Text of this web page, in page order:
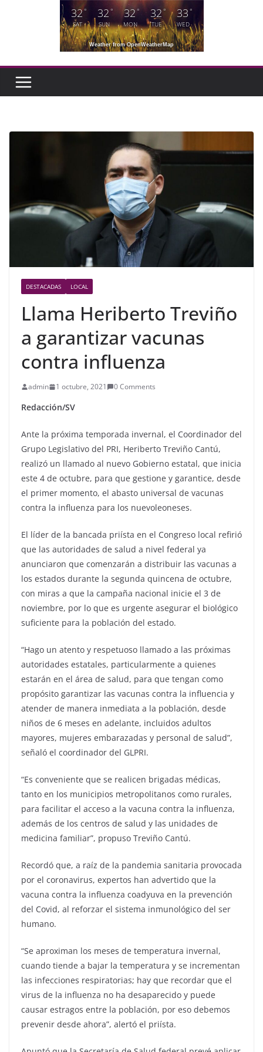
32°
SAT
32 °
SUN
32°
MON
32 °
TUE
33 °
WED
Weather from OpenWeatherMap
DESTACADAS LOCAL
Llama Heriberto Treviño
a garantizar vacunas
contra influenza
admin 1 octubre, 2021 0 Comments
Redacción/SV
Ante la próxima temporada invernal, el Coordinador del
Grupo Legislativo del PRI, Heriberto Treviño Cantú,
realizó un llamado al nuevo Gobierno estatal, que inicia
este 4 de octubre, para que gestione y garantice, desde
el primer momento, el abasto universal de vacunas
contra la influenza para los nuevoleoneses.
El líder de la bancada priísta en el Congreso local refirió
que las autoridades de salud a nivel federal ya
anunciaron que comenzarán a distribuir las vacunas a
los estados durante la segunda quincena de octubre,
con miras a que la campaña nacional inicie el 3 de
noviembre, por lo que es urgente asegurar el biológico
suficiente para la población del estado.
“Hago un atento y respetuoso llamado a las próximas
autoridades estatales, particularmente a quienes
estarán en el área de salud, para que tengan como
propósito garantizar las vacunas contra la influencia y
atender de manera inmediata a la población, desde
niños de 6 meses en adelante, incluidos adultos
mayores, mujeres embarazadas y personal de salud”,
señaló el coordinador del GLPRI.
“Es conveniente que se realicen brigadas médicas,
tanto en los municipios metropolitanos como rurales,
para facilitar el acceso a la vacuna contra la influenza,
además de los centros de salud y las unidades de
medicina familiar”, propuso Treviño Cantú.
Recordó que, a raíz de la pandemia sanitaria provocada
por el coronavirus, expertos han advertido que la
vacuna contra la influenza coadyuva en la prevención
del Covid, al reforzar el sistema inmunológico del ser
humano.
“Se aproximan los meses de temperatura invernal,
cuando tiende a bajar la temperatura y se incrementan
las infecciones respiratorias; hay que recordar que el
virus de la influenza no ha desaparecido y puede
causar estragos entre la población, por eso debemos
prevenir desde ahora”, alertó el priísta.